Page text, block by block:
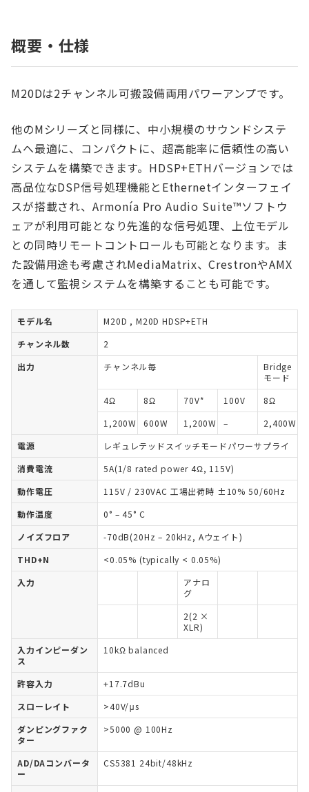
概要・仕様
M20Dは2チャンネル可搬設備両用パワーアンプです。
他のMシリーズと同様に、中小規模のサウンドシステ
ムへ最適に、コンパクトに、超高能率に信頼性の高い
システムを構築できます。HDSP+ETHバージョンでは
高品位なDSP信号処理機能とEthernetインターフェイ
スが搭載され、Armonía Pro Audio Suite™ソフトウ
ェアが利用可能となり先進的な信号処理、上位モデル
との同時リモートコントロールも可能となります。ま
た設備用途も考慮されMediaMatrix、CrestronやAMX
を通して監視システムを構築することも可能です。
モデル名
M20D , M20D HDSP+ETH
チャンネル数
2
出力
チャンネル毎
Bridge
モード
4Ω
8Ω 70V* 100V
8Ω
1,200W
600W 1,200W –
2,400W
電源
レギュレテッドスイッチモードパワーサプライ
消費電流
5A(1/8 rated power 4Ω, 115V)
動作電圧
115V / 230VAC 工場出荷時 ±10% 50/60Hz
動作温度
0° – 45° C
ノイズフロア
-70dB(20Hz – 20kHz, Aウェイト)
THD+N
<0.05% (typically < 0.05%)
入力
アナロ
グ
2(2 ×
XLR)
入力インピーダン
ス
10kΩ balanced
許容入力
+17.7dBu
スローレイト
>40V/μs
ダンピングファク
ター
>5000 @ 100Hz
AD/DAコンバータ
ー
CS5381 24bit/48kHz